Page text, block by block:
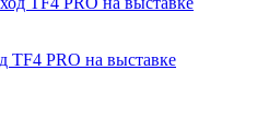
TF4 PRO на выставке